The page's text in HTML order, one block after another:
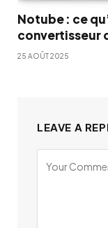
Notube : ce
convertisseur
25 AOÛT 2025
LEAVE A